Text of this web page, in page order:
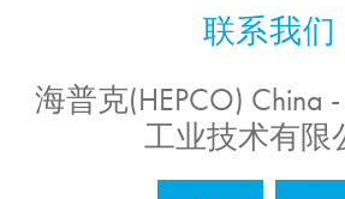
海普克(HEPCO) China
工业技术有限